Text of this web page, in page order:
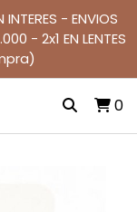
- ENVIOS
- 2x1 EN LENTES
0